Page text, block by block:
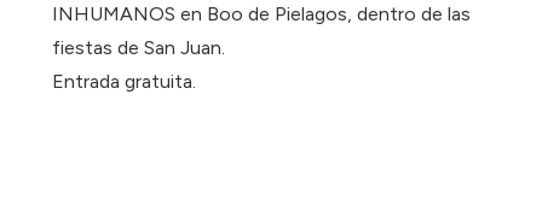
INHUMANOS en Boo de Pielagos, dentro de las
fiestas de San Juan.
Entrada gratuita.